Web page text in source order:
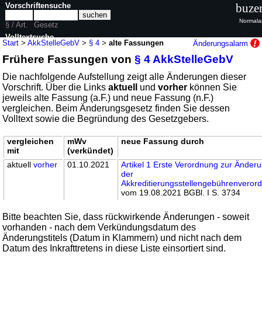
Start >AkkStelleGebV > § 4 >alte Fassungen Änderungsalarm
Frühere Fassungen von§ 4 AkkStelleGebV
Die nachfolgende Aufstellung zeigt alle Änderungen dieser
Vorschrift. Über die Linksaktuell undvorher können Sie
jeweils alte Fassung (a.F.) und neue Fassung (n.F.)
vergleichen. Beim Änderungsgesetz finden Sie dessen
Volltext sowie die Begründung des Gesetzgebers.
vergleichen
mit
mWv
(verkündet)
neue Fassung durch
aktuellvorher 01.10.2021
Artikel 1 Erste Verordnung zur
der
vom 19.08.2021 BGBl. I S. 3734
Bitte beachten Sie, dass rückwirkende Änderungen - soweit
vorhanden - nach dem Verkündungsdatum des
Änderungstitels (Datum in Klammern) und nicht nach dem
Datum des Inkrafttretens in diese Liste einsortiert sind.
Vorschriftensuche
§ / Art.
Gesetz
Volltextsuche
nur in AkkStelleGebV